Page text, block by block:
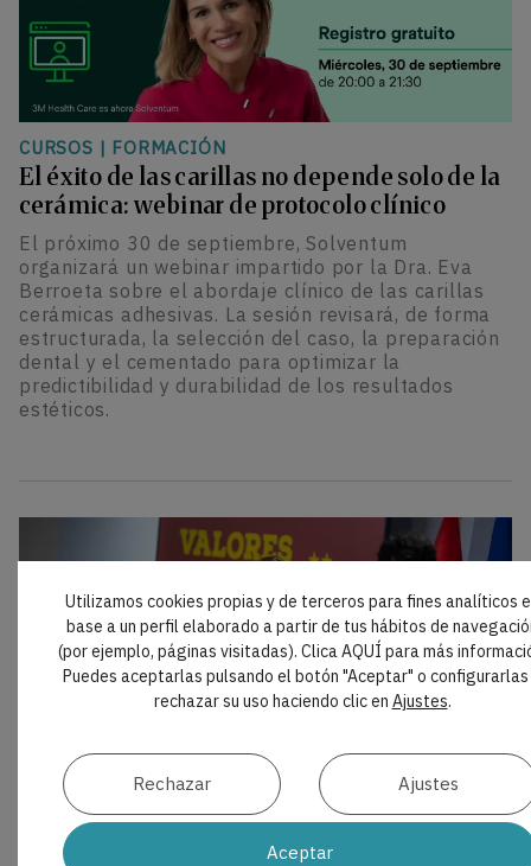
CURSOS | FORMACIÓN
El éxito de las carillas no depende solo de la
cerámica: webinar de protocolo clínico
El próximo 30 de septiembre, Solventum
organizará un webinar impartido por la Dra. Eva
Berroeta sobre el abordaje clínico de las carillas
cerámicas adhesivas. La sesión revisará, de forma
estructurada, la selección del caso, la preparación
dental y el cementado para optimizar la
predictibilidad y durabilidad de los resultados
estéticos.
AL DÍA
El Gobierno propone una nueva regulación
para medicamentos y productos sanitarios
Utilizamos cookies propias y de terceros para fines analíticos
base a un perfil elaborado a partir de tus hábitos de
(por ejemplo, páginas visitadas). Clica AQUÍ para más
Puedes aceptarlas pulsando el botón "Aceptar" o
rechazar su uso haciendo clic en Ajustes.
Aceptar
Rechazar Ajustes